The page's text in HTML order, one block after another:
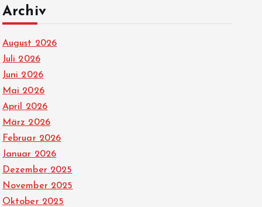
Archiv
August 2026
Juli 2026
Juni 2026
Mai 2026
April 2026
März 2026
Februar 2026
Januar 2026
Dezember 2025
November 2025
Oktober 2025